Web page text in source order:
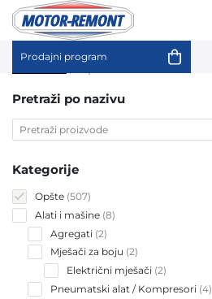
Prodajni program
Početna / Opšte
Pretraži po nazivu
Kategorije
Opšte 507507
products
Alati i mašine 88
Agregati 22
products
Mješači za boju 22
products
Električni mješači 22
products
Pneumatski alat / Kompresori 44